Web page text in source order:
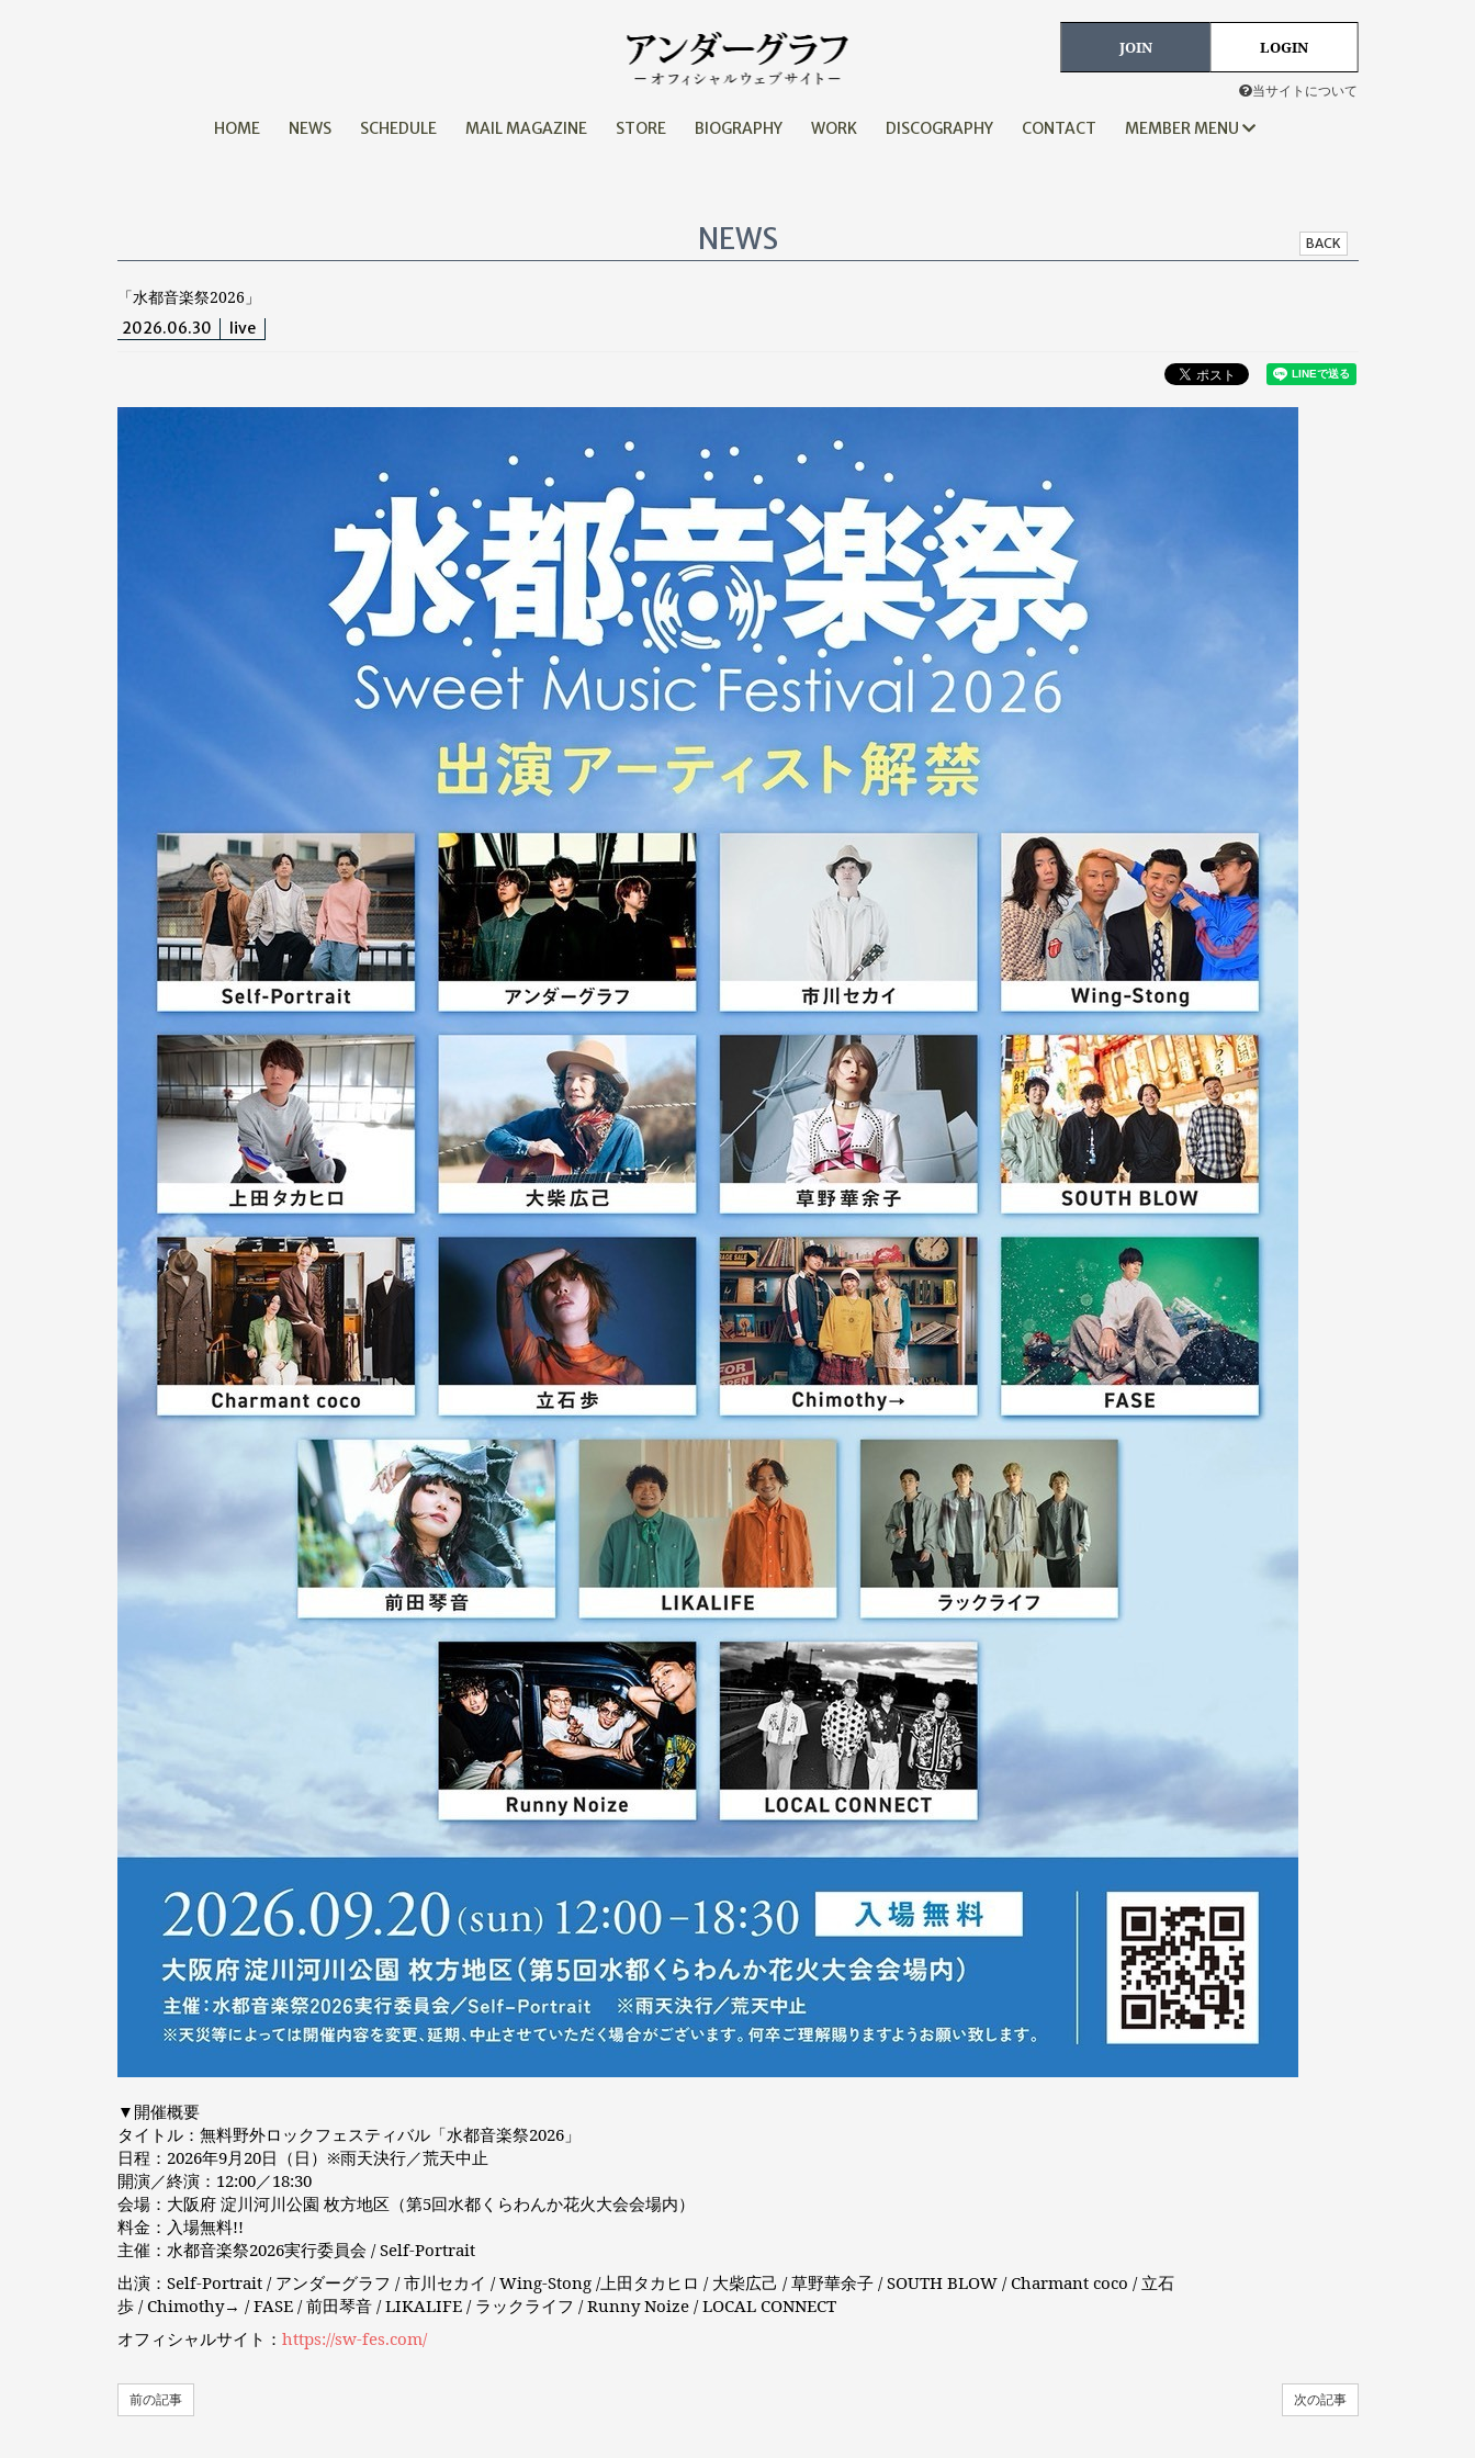
JOIN LOGIN
当サイトについて
HOME NEWS SCHEDULE MAIL MAGAZINE STORE BIOGRAPHY WORK DISCOGRAPHY CONTACT MEMBER MENU
NEWS BACK
「水都音楽祭2026」
2026.06.30 live
▼開催概要
タイトル：無料野外ロックフェスティバル「水都音楽祭2026」
日程：2026年9月20日（日）※雨天決行／荒天中止
開演／終演：12:00／18:30
会場：大阪府 淀川河川公園 枚方地区（第5回水都くらわんか花火大会会場内）
料金：入場無料!!
主催：水都音楽祭2026実行委員会 / Self-Portrait
出演：Self-Portrait / アンダーグラフ / 市川セカイ / Wing-Stong /上田タカヒロ / 大柴広己 / 草野華余子 / SOUTH BLOW / Charmant coco / 立石
歩 / Chimothy→ / FASE / 前田琴音 / LIKALIFE / ラックライフ / Runny Noize / LOCAL CONNECT
オフィシャルサイト： https://sw-fes.com/
次の記事
前の記事